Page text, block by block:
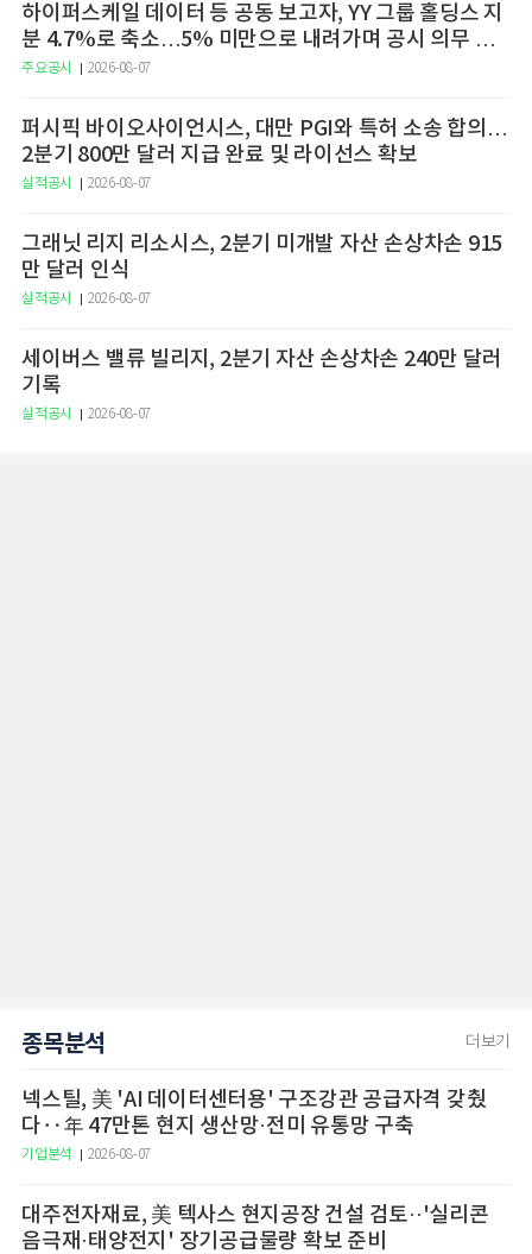
하이퍼스케일 데이터 등 공동 보고자, YY 그룹 홀딩스 지
분 4.7%로 축소…5% 미만으로 내려가며 공시 의무 종
료
주요공시 2026-08-07
퍼시픽 바이오사이언시스, 대만 PGI와 특허 소송 합의…
2분기 800만 달러 지급 완료 및 라이선스 확보
실적공시 2026-08-07
그래닛 리지 리소시스, 2분기 미개발 자산 손상차손 915
만 달러 인식
실적공시 2026-08-07
세이버스 밸류 빌리지, 2분기 자산 손상차손 240만 달러
기록
실적공시 2026-08-07
종목분석 더보기
넥스틸, 美 'AI 데이터센터용' 구조강관 공급자격 갖췄
다‥年 47만톤 현지 생산망·전미 유통망 구축
기업분석 2026-08-07
대주전자재료, 美 텍사스 현지공장 건설 검토··'실리콘
음극재·태양전지' 장기공급물량 확보 준비